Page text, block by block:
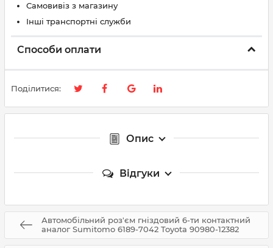
Самовивіз з магазину
Інші транспортні служби
Способи оплати
Поділитися:
Опис
Відгуки
Автомобільний роз'єм гніздовий 6-ти контактний
аналог Sumitomo 6189-7042 Toyota 90980-12382